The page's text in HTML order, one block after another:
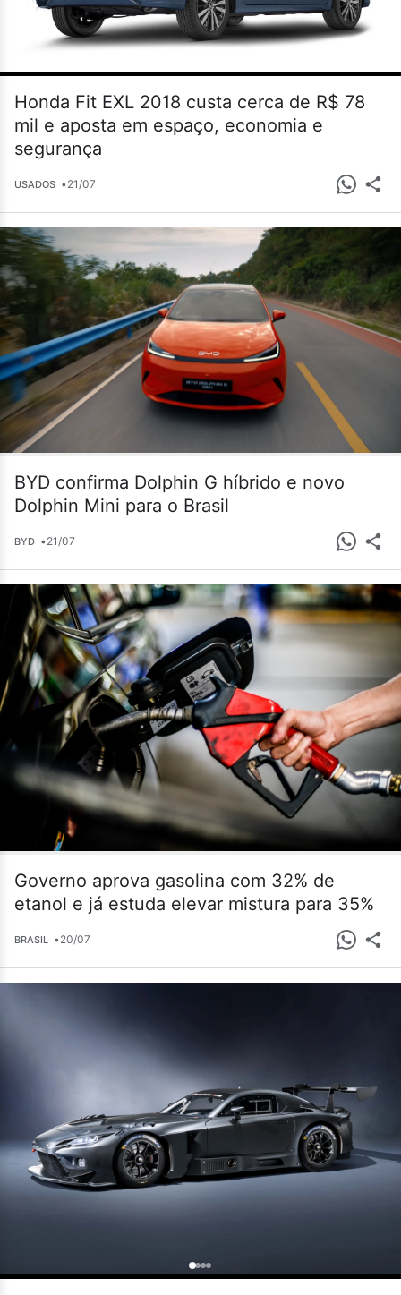
Honda Fit EXL 2018 custa cerca de R$ 78
mil e aposta em espaço, economia e
segurança
USADOS •21/07
BYD confirma Dolphin G híbrido e novo
Dolphin Mini para o Brasil
BYD •21/07
Governo aprova gasolina com 32% de
etanol e já estuda elevar mistura para 35%
BRASIL •20/07